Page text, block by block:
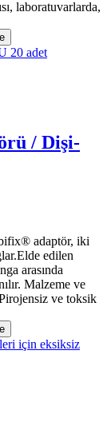
laboratuvarlarda,
/ Dişi-
adaptör, iki
edilen
arasında
Malzeme ve
ve toksik